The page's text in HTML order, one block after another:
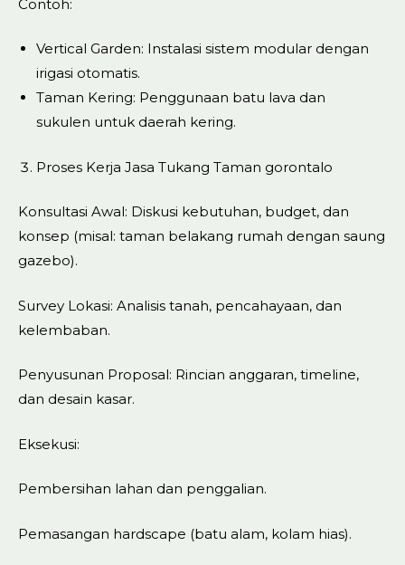
Contoh:
Vertical Garden: Instalasi sistem modular dengan
irigasi otomatis.
Taman Kering: Penggunaan batu lava dan
sukulen untuk daerah kering.
Proses Kerja Jasa Tukang Taman gorontalo
Konsultasi Awal: Diskusi kebutuhan, budget, dan
konsep (misal: taman belakang rumah dengan saung
gazebo).
Survey Lokasi: Analisis tanah, pencahayaan, dan
kelembaban.
Penyusunan Proposal: Rincian anggaran, timeline,
dan desain kasar.
Eksekusi:
Pembersihan lahan dan penggalian.
Pemasangan hardscape (batu alam, kolam hias).